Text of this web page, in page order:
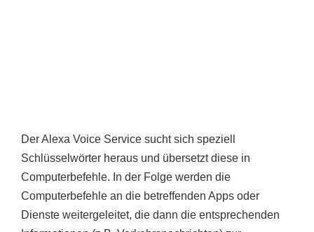
Der Alexa Voice Service sucht sich speziell
Schlüsselwörter heraus und übersetzt diese in
Computerbefehle. In der Folge werden die
Computerbefehle an die betreffenden Apps oder
Dienste weitergeleitet, die dann die entsprechenden